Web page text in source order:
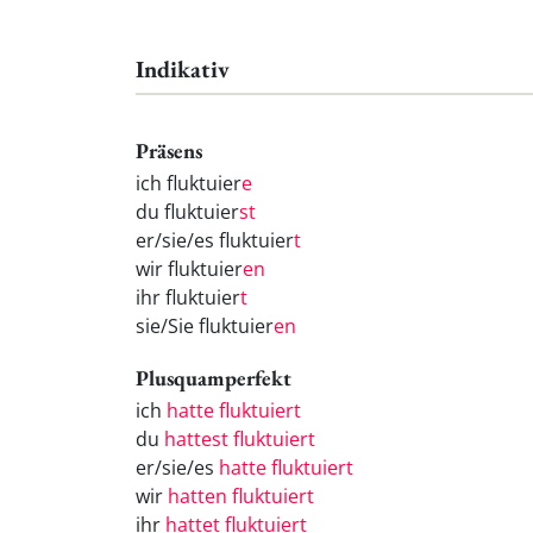
Indikativ
Präsens
ich fluktuiere
du fluktuierst
er/sie/es fluktuiert
wir fluktuieren
ihr fluktuiert
sie/Sie fluktuieren
Plusquamperfekt
ich hatte fluktuiert
du hattest fluktuiert
er/sie/es hatte fluktuiert
wir hatten fluktuiert
ihr hattet fluktuiert